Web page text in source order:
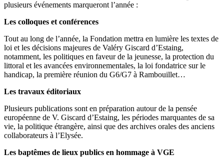
plusieurs événements marqueront l’année :
Les colloques et conférences
Tout au long de l’année, la Fondation mettra en lumière les textes de
loi et les décisions majeures de Valéry Giscard d’Estaing,
notamment, les politiques en faveur de la jeunesse, la protection du
littoral et les avancées environnementales, la loi fondatrice sur le
handicap, la première réunion du G6/G7 à Rambouillet…
Les travaux éditoriaux
Plusieurs publications sont en préparation autour de la pensée
européenne de V. Giscard d’Estaing, les périodes marquantes de sa
vie, la politique étrangère, ainsi que des archives orales des anciens
collaborateurs à l’Elysée.
Les baptêmes de lieux publics en hommage à VGE